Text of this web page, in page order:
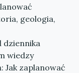
geologia,
dziennika
wiedzy
Jak zaplanować